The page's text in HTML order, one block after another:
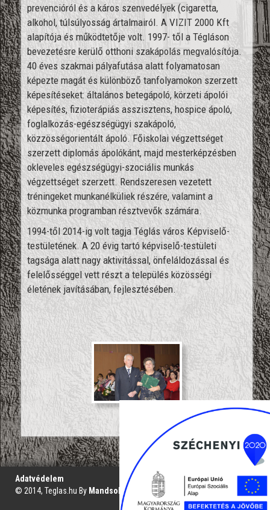
prevencióról és a káros szenvedélyek (cigaretta,
alkohol, túlsúlyosság ártalmairól. A VIZIT 2000 Kft
alapítója és működtetője volt. 1997- től a Tégláson
bevezetésre kerülő otthoni szakápolás megvalósítója.
40 éves szakmai pályafutása alatt folyamatosan
képezte magát és különböző tanfolyamokon szerzett
képesítéseket: általános betegápoló, körzeti ápolói
képesítés, fizioterápiás asszisztens, hospice ápoló,
foglalkozás-egészségügyi szakápoló,
közzösségorientált ápoló. Főiskolai végzettséget
szerzett diplomás ápolókánt, majd mesterképzésben
okleveles egészségügyi-szociális munkás
végzettséget szerzett. Rendszeresen vezetett
tréningeket munkanélküliek részére, valamint a
közmunka programban résztvevők számára.
1994-től 2014-ig volt tagja Téglás város Képviselő-
testületének. A 20 évig tartó képviselő-testületi
tagsága alatt nagy aktivitással, önfeláldozással és
felelősséggel vett részt a település közösségi
életének javításában, fejlesztésében.
';
Adatvédelem
© 2014, Teglas.hu By Mandsol.com